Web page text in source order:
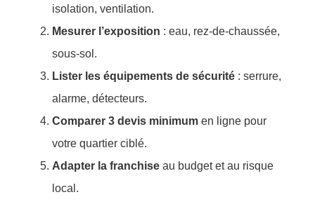
isolation, ventilation.
Mesurer l’exposition : eau, rez-de-chaussée,
sous-sol.
Lister les équipements de sécurité : serrure,
alarme, détecteurs.
Comparer 3 devis minimum en ligne pour
votre quartier ciblé.
Adapter la franchise au budget et au risque
local.